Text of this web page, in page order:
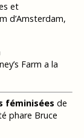
et
d’Amsterdam,
Farm a la
féminisées de
phare Bruce